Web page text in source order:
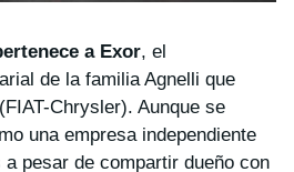
a Exor, el
de la familia Agnelli que
Chrysler). Aunque se
una empresa independiente
pesar de compartir dueño con